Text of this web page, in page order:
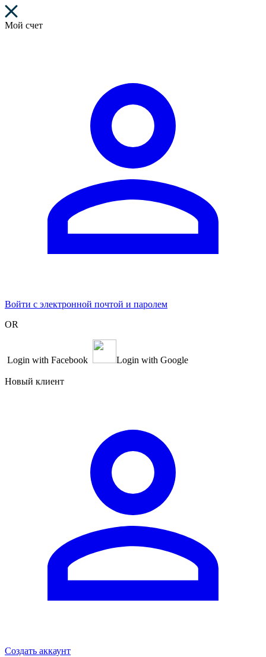
Мой счет
Войти с электронной почтой и паролем
OR
Login with Facebook Login with Google
Новый клиент
Создать аккаунт